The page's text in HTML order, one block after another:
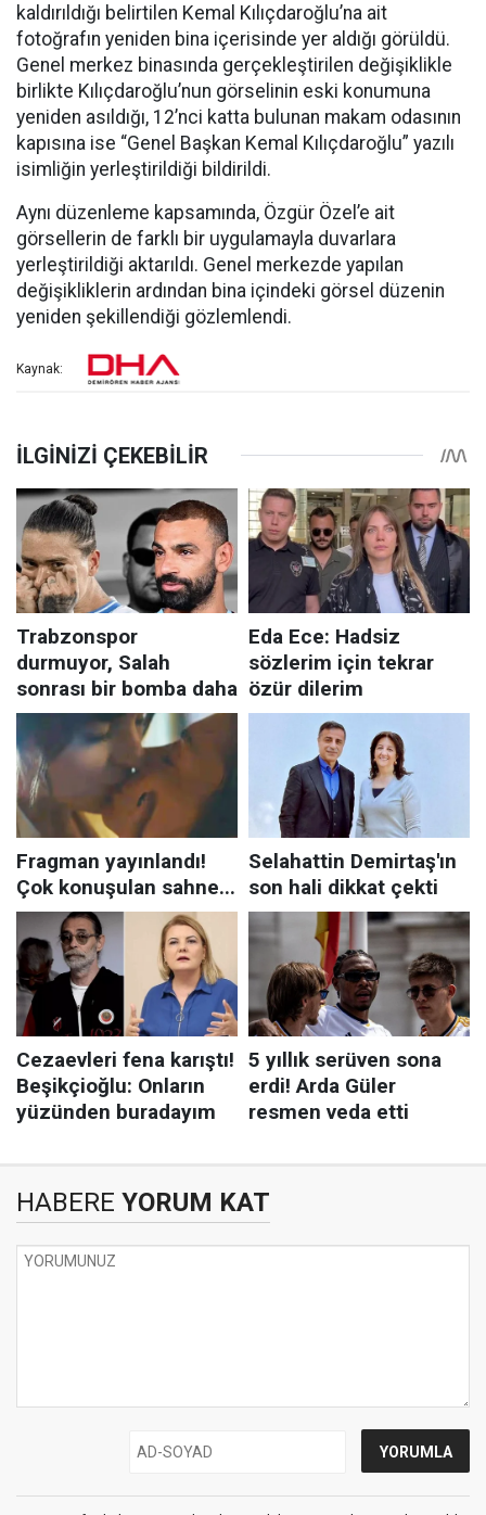
kaldırıldığı belirtilen Kemal Kılıçdaroğlu’na ait
fotoğrafın yeniden bina içerisinde yer aldığı görüldü.
Genel merkez binasında gerçekleştirilen değişiklikle
birlikte Kılıçdaroğlu’nun görselinin eski konumuna
yeniden asıldığı, 12’nci katta bulunan makam odasının
kapısına ise “Genel Başkan Kemal Kılıçdaroğlu” yazılı
isimliğin yerleştirildiği bildirildi.
Aynı düzenleme kapsamında, Özgür Özel’e ait
görsellerin de farklı bir uygulamayla duvarlara
yerleştirildiği aktarıldı. Genel merkezde yapılan
değişikliklerin ardından bina içindeki görsel düzenin
yeniden şekillendiği gözlemlendi.
Kaynak:
HABERE YORUM KAT